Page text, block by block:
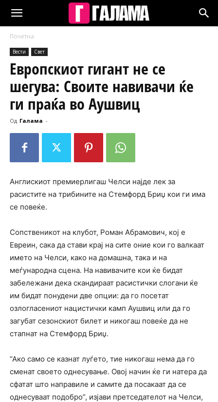
Почетна
Вести Свет
Европскиот гигант не се
шегува: Своите навивачи ќе
ги праќа во Аушвиц
Од Галама -
Англискиот премиерлигаш Челси најде лек за
расистите на трибините на Стемфорд Бриџ кои ги има
се повеќе.
Сопственикот на клубот, Роман Абрамович, кој е
Евреин, сака да стави крај на сите оние кои го валкаат
името на Челси, како на домашна, така и на
меѓународна сцена. На навивачите кои ќе бидат
забележани дека скандираат расистички слогани ќе
им бидат понудени две опции: да го посетат
озлогласениот нацистички камп Аушвиц или да го
загубат сезонскиот билет и никогаш повеќе да не
стапнат на Стемфорд Бриџ.
“Ако само се казнат луѓето, тие никогаш нема да го
сменат своето однесување. Овој начин ќе ги натера да
сфатат што направиле и самите да посакаат да се
однесуваат подобро”, изјави претседателот на Челси,